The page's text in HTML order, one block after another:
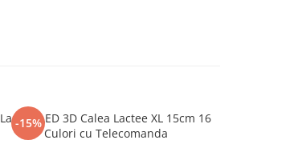
-15%
Lampa LED 3D Calea Lactee XL 15cm 16
Culori cu Telecomanda